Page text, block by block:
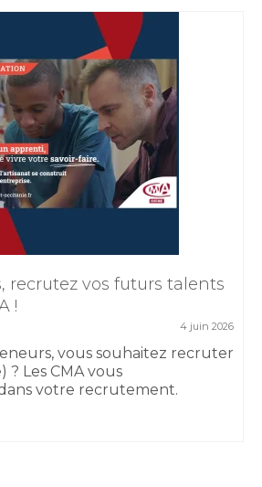
recrutez vos futurs talents
!
4 juin 2026
vous souhaitez recruter
Les CMA vous
votre recrutement.